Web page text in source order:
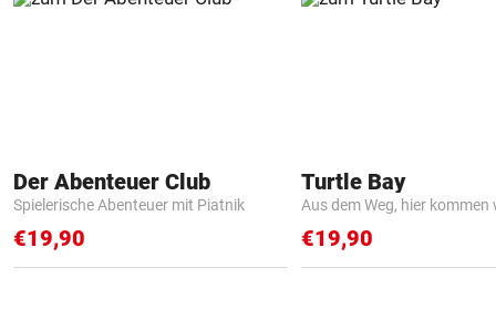
Der Abenteuer Club
Spielerische Abenteuer mit Piatnik
€19,90
Turtle Bay
Aus dem Weg, hier kommen
€19,90